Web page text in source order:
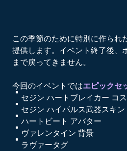
この季節のために特別に作られ
提供します。イベント終了後、
まで戻ってきません。
今回のイベントではエピックセ
セジン ハートブレイカー コ
セジン ハイパルス武器スキン
ハートビート アバター
ヴァレンタイン 背景
ラヴァータグ